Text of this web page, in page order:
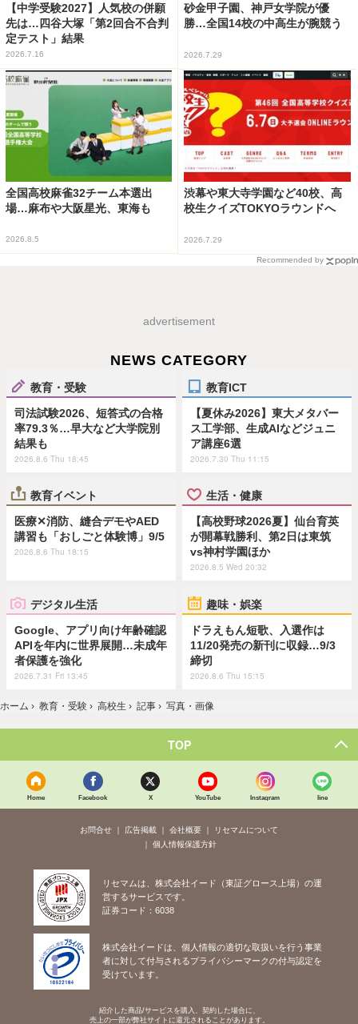
【中学受験2027】人気校の併願
先は…四谷大塚「第2回合不合判
定テスト」結果
2026.7.16
砂金甲子園、神戸女学院が優
勝…全国14校の中高生が腕競う
2026.7.29
全国高校麻雀32チーム本選出
場…麻布や大阪星光、東海も
2026.8.5
渋幕や東大寺学園など40校、高
校生クイズTOKYOラウンドへ
2026.7.29
Recommended by
advertisement
NEWS CATEGORY
教育・受験
司法試験2026、短答式の合格
率79.3％…早大など大学院別
結果も
2026.8.6 Thu 18:45
教育ICT
【夏休み2026】東大メタバー
ス工学部、生成AIなどジュニ
ア講座6選
2026.7.30 Thu 11:15
教育イベント
医療✕消防、縫合デモやAED
講習も「おしごと体験博」9/5
2026.8.6 Thu 18:15
生活・健康
【高校野球2026夏】仙台育英
が開幕戦勝利、第2日は東筑
vs神村学園ほか
2026.8.5 Wed 20:32
デジタル生活
Google、アプリ向け年齢確認
APIを年内に世界展開…未成年
者保護を強化
2026.7.31 Fri 13:45
趣味・娯楽
ドラえもん短歌、入選作は
11/20発売の新刊に収録…9/3
締切
2026.8.6 Thu 15:15
ホーム › 教育・受験 › 高校生 › 記事 › 写真・画像
TOP
Home Facebook X YouTube Instagram line
お問合せ 広告掲載 会社概要
リセマムについて
個人情報保護方針
リセマムは、株式会社イード（東証グロース上場）の運
営するサービスです。
証券コード：6038
株式会社イードは、個人情報の適切な取扱いを行う事業
者に対して付与されるプライバシーマークの付与認定を
受けています。
紹介した商品/サービスを購入、契約した場合に、
売上の一部が弊社サイトに還元されることがあります。